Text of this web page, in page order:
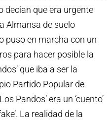
decían que era urgente
Almansa de suelo
puso en marcha con un
para hacer posible la
que iba a ser la
Partido Popular de
Pandos’ era un ‘cuento’
La realidad de la